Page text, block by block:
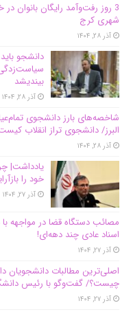
3 روز رفت‌وآمد رایگان بانوان
شهری کرج
آذر ۲۸, ۱۴۰۴
دانشجو
بیندیشد
آذر ۲۸, ۱۴۰۴
شاخصه‌های بارز دانشجوی
البرز/ دانشجوی تراز انقلاب
آذر ۲۸, ۱۴۰۴
یادداشت|
خود را
آذر ۲۷, ۱۴۰۴
مصائب دستگاه قضا در مواجهه
اسناد عادی چند‌ دهه‌ای!
آذر ۲۷, ۱۴۰۴
اصلی‌ترین مطالبات دانشجویان
چیست؟/ گفت‌وگو با رئیس
آذر ۲۷, ۱۴۰۴